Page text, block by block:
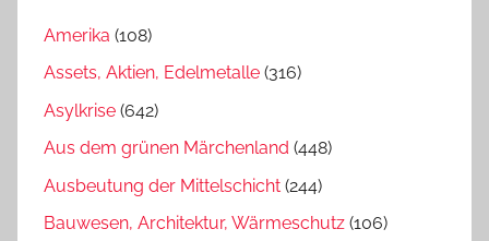
Amerika (108)
Assets, Aktien, Edelmetalle (316)
Asylkrise (642)
Aus dem grünen Märchenland (448)
Ausbeutung der Mittelschicht (244)
Bauwesen, Architektur, Wärmeschutz (106)